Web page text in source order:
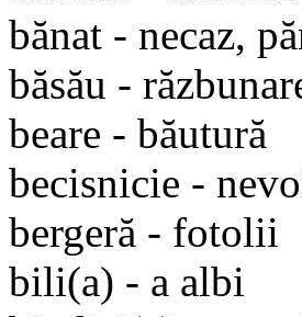
bănat - necaz,
băsău -
beare - băutură
becisnicie -
bergeră - fotolii
bili(a) - a albi